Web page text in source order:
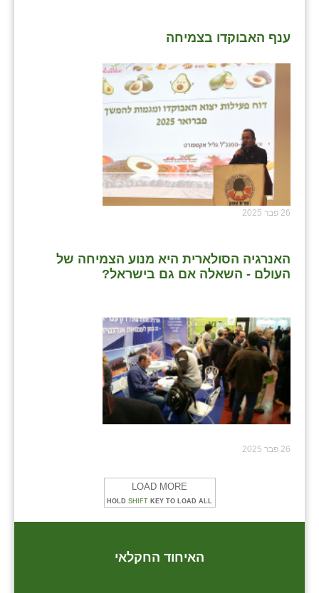
ענף האבוקדו בצמיחה
26 פבר 2025
האנרגיה הסולארית היא מנוע הצמיחה של
העולם - השאלה אם גם בישראל?
26 פבר 2025
LOAD MORE
HOLD SHIFT KEY TO LOAD ALL
האיחוד החקלאי